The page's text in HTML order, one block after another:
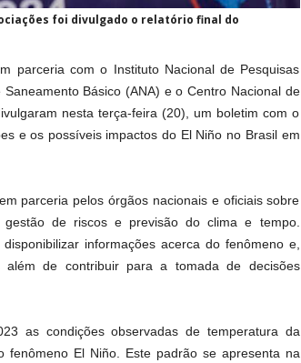
foi divulgado o relatório final do
parceria com o Instituto Nacional de Pesquisas
Básico (ANA) e o Centro Nacional de
nesta terça-feira (20), um boletim com o
e os possíveis impactos do El Niño no Brasil em
parceria pelos órgãos nacionais e oficiais sobre
de riscos e previsão do clima e tempo.
informações acerca do fenômeno e,
de contribuir para a tomada de decisões
as condições observadas de temperatura da
El Niño. Este padrão se apresenta na